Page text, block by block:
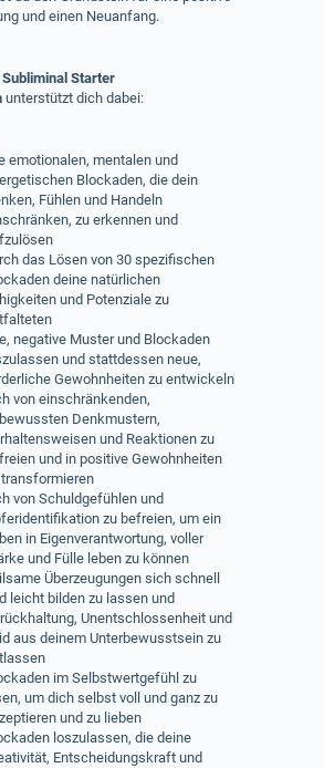
und einen Neuanfang.
Starter
unterstützt dich dabei:
emotionalen, mentalen und
Blockaden, die dein
Fühlen und Handeln
zu erkennen und
das Lösen von 30 spezifischen
deine natürlichen
und Potenziale zu
negative Muster und Blockaden
und stattdessen neue,
Gewohnheiten zu entwickeln
von einschränkenden,
Denkmustern,
und Reaktionen zu
und in positive Gewohnheiten
von Schuldgefühlen und
zu befreien, um ein
in Eigenverantwortung, voller
und Fülle leben zu können
Überzeugungen sich schnell
leicht bilden zu lassen und
Unentschlossenheit und
aus deinem Unterbewusstsein zu
im Selbstwertgefühl zu
um dich selbst voll und ganz zu
und zu lieben
loszulassen, die deine
Entscheidungskraft und